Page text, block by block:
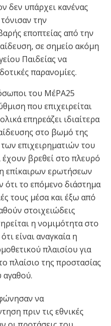
δεν υπάρχει κανένας
την
εποπτείας από την
σε σημείο ακόμη
Παιδείας να
παρανομίες.
του ΜέΡΑ25
που επιχειρείται
επηρεάζει ιδιαίτερα
στο βωμό της
επιχειρηματιών του
βρεθεί στο πλευρό
επίκαιρων ερωτήσεων
το επόμενο διάστημα
τους μέσα και έξω από
στοιχειώδεις
η νομιμότητα στο
είναι αναγκαία η
πλαισίου για
πλαίσιο της προστασίας
αγαθού.
να
πριν τις εθνικές